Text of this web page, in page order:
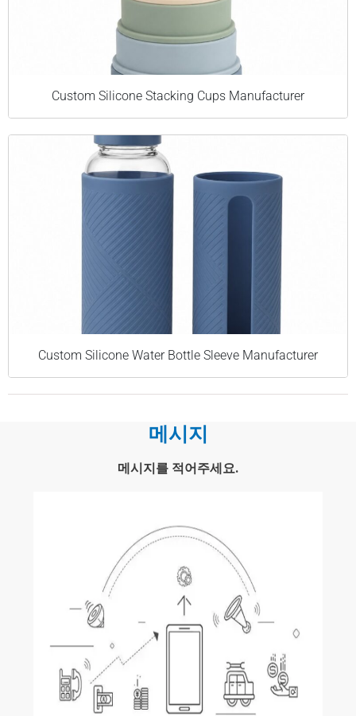
Custom Silicone Stacking Cups Manufacturer
Custom Silicone Water Bottle Sleeve Manufacturer
메시지
메시지를 적어주세요.